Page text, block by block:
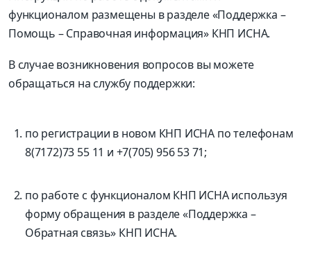
функционалом размещены в разделе «Поддержка –
Помощь – Справочная информация» КНП ИСНА.
В случае возникновения вопросов вы можете
обращаться на службу поддержки:
по регистрации в новом КНП ИСНА по телефонам
8(7172)73 55 11 и +7(705) 956 53 71;
по работе с функционалом КНП ИСНА используя
форму обращения в разделе «Поддержка –
Обратная связь» КНП ИСНА.